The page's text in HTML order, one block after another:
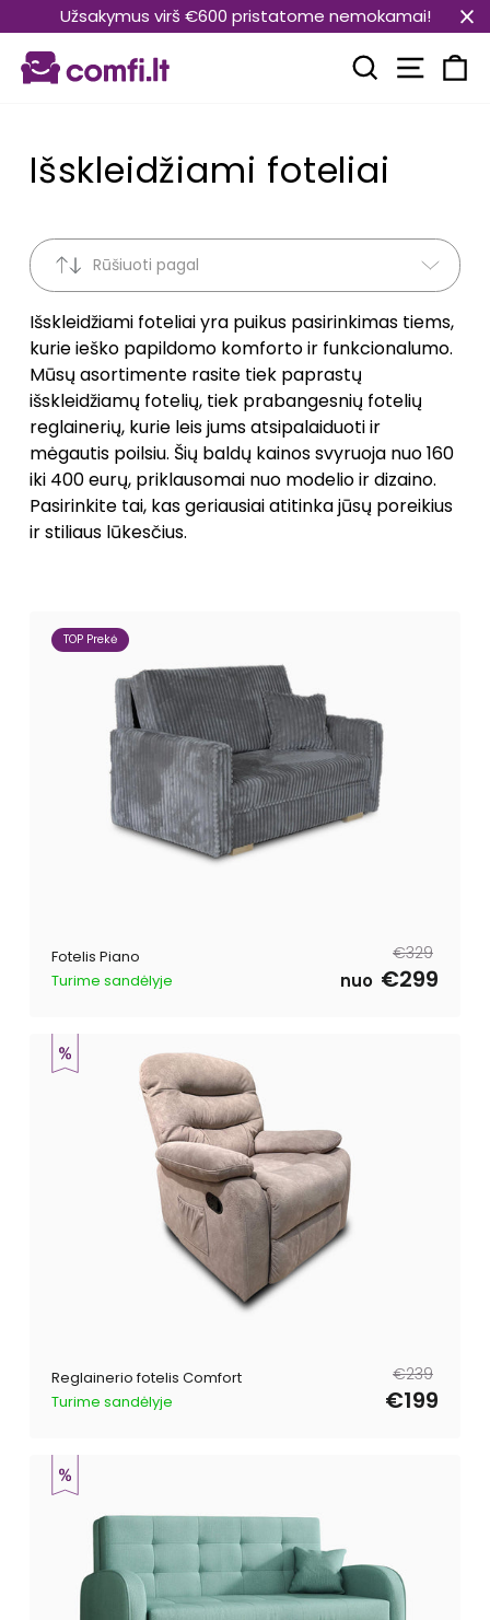
prie
turinio
Užsakymus virš €600 pristatome nemokamai!
Paieška
Išskleidžiami foteliai
Rūšiuoti pagal
Išskleidžiami foteliai yra puikus pasirinkimas tiems,
kurie ieško papildomo komforto ir funkcionalumo.
Mūsų asortimente rasite tiek paprastų
išskleidžiamų fotelių, tiek prabangesnių fotelių
reglainerių, kurie leis jums atsipalaiduoti ir
mėgautis poilsiu. Šių baldų kainos svyruoja nuo 160
iki 400 eurų, priklausomai nuo modelio ir dizaino.
Pasirinkite tai, kas geriausiai atitinka jūsų poreikius
ir stiliaus lūkesčius.
TOP Prekė
Fotelis Piano
Turime sandėlyje
Reguliari
kaina
€329
Išpardavimo
kaina
nuo €299
Reglainerio fotelis Comfort
Turime sandėlyje
Reguliari
€239
Išpardavimo
€199